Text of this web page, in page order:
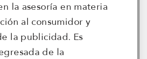
la asesoría en materia
al consumidor y
la publicidad. Es
de la